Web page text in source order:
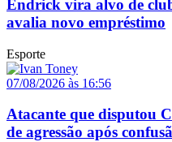
Endrick vira alvo de
avalia novo empréstimo
Esporte
07/08/2026 às 16:56
Atacante que disputou
de agressão após